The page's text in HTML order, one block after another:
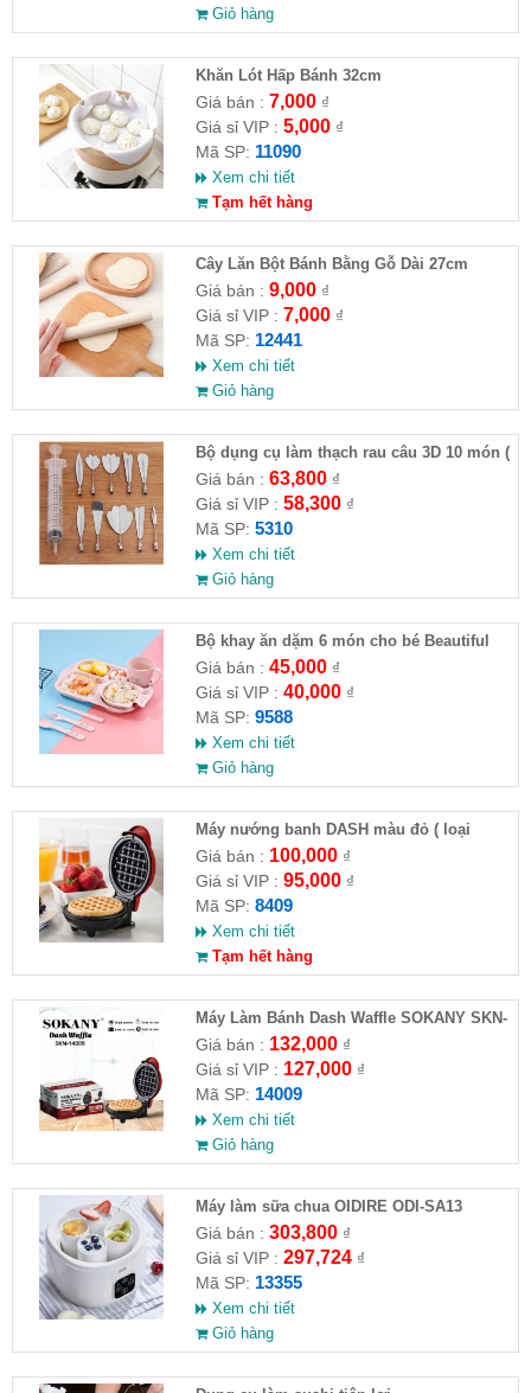
Giỏ hàng
Khăn Lót Hấp Bánh 32cm
Giá bán : 7,000₫
Giá sỉ VIP : 5,000₫
Mã SP: 11090
Xem chi tiết
Tạm hết hàng
Cây Lăn Bột Bánh Bằng Gỗ Dài 27cm
Giá bán : 9,000₫
Giá sỉ VIP : 7,000₫
Mã SP: 12441
Xem chi tiết
Giỏ hàng
Bộ dụng cụ làm thạch rau câu 3D 10 món (
HĐ )
Giá bán : 63,800₫
Giá sỉ VIP : 58,300₫
Mã SP: 5310
Xem chi tiết
Giỏ hàng
Bộ khay ăn dặm 6 món cho bé Beautiful
life (hình gấu - ko hộp )
Giá bán : 45,000₫
Giá sỉ VIP : 40,000₫
Mã SP: 9588
Xem chi tiết
Giỏ hàng
Máy nướng banh DASH màu đỏ ( loại
chuẩn )
Giá bán : 100,000₫
Giá sỉ VIP : 95,000₫
Mã SP: 8409
Xem chi tiết
Tạm hết hàng
Máy Làm Bánh Dash Waffle SOKANY SKN-
14009
Giá bán : 132,000₫
Giá sỉ VIP : 127,000₫
Mã SP: 14009
Xem chi tiết
Giỏ hàng
Máy làm sữa chua OIDIRE ODI-SA13
Giá bán : 303,800₫
Giá sỉ VIP : 297,724₫
Mã SP: 13355
Xem chi tiết
Giỏ hàng